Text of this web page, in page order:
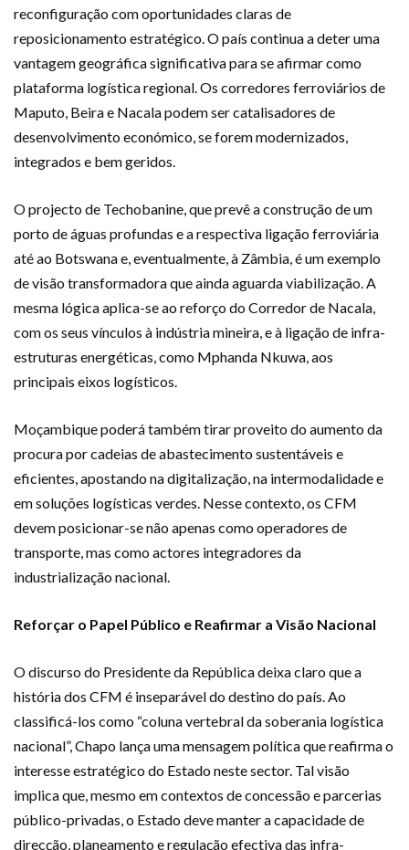
reconfiguração com oportunidades claras de
reposicionamento estratégico. O país continua a deter uma
vantagem geográfica significativa para se afirmar como
plataforma logística regional. Os corredores ferroviários de
Maputo, Beira e Nacala podem ser catalisadores de
desenvolvimento económico, se forem modernizados,
integrados e bem geridos.
O projecto de Techobanine, que prevê a construção de um
porto de águas profundas e a respectiva ligação ferroviária
até ao Botswana e, eventualmente, à Zâmbia, é um exemplo
de visão transformadora que ainda aguarda viabilização. A
mesma lógica aplica-se ao reforço do Corredor de Nacala,
com os seus vínculos à indústria mineira, e à ligação de infra-
estruturas energéticas, como Mphanda Nkuwa, aos
principais eixos logísticos.
Moçambique poderá também tirar proveito do aumento da
procura por cadeias de abastecimento sustentáveis e
eficientes, apostando na digitalização, na intermodalidade e
em soluções logísticas verdes. Nesse contexto, os CFM
devem posicionar-se não apenas como operadores de
transporte, mas como actores integradores da
industrialização nacional.
Reforçar o Papel Público e Reafirmar a Visão Nacional
O discurso do Presidente da República deixa claro que a
história dos CFM é inseparável do destino do país. Ao
classificá-los como “coluna vertebral da soberania logística
nacional”, Chapo lança uma mensagem política que reafirma o
interesse estratégico do Estado neste sector. Tal visão
implica que, mesmo em contextos de concessão e parcerias
público-privadas, o Estado deve manter a capacidade de
direcção, planeamento e regulação efectiva das infra-